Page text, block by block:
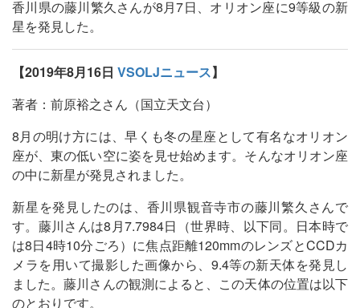
香川県の藤川繁久さんが8月7日、オリオン座に9等級の新
星を発見した。
【2019年8月16日 VSOLJニュース】
著者：前原裕之さん（国立天文台）
8月の明け方には、早くも冬の星座として有名なオリオン
座が、東の低い空に姿を見せ始めます。そんなオリオン座
の中に新星が発見されました。
新星を発見したのは、香川県観音寺市の藤川繁久さんで
す。藤川さんは8月7.7984日（世界時、以下同。日本時で
は8日4時10分ごろ）に焦点距離120mmのレンズとCCDカ
メラを用いて撮影した画像から、9.4等の新天体を発見し
ました。藤川さんの観測によると、この天体の位置は以下
のとおりです。